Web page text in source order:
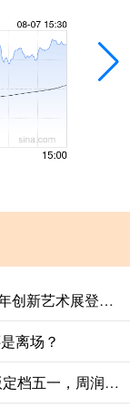
華鑫證券 守正创新绘时代新篇，全国中青年创新艺术展登陆中国美术馆
离场？
众合网 等了35年！《纵横四海》4K修复版定档五一，周润发张国荣钟楚红绝版同框